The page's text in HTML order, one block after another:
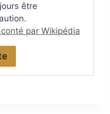
être
par Wikipédia